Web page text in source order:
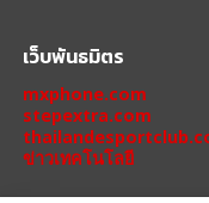
เว็บพันธมิตร
mxphone.com
stepextra.com
ข่าวเทคโนโลยี